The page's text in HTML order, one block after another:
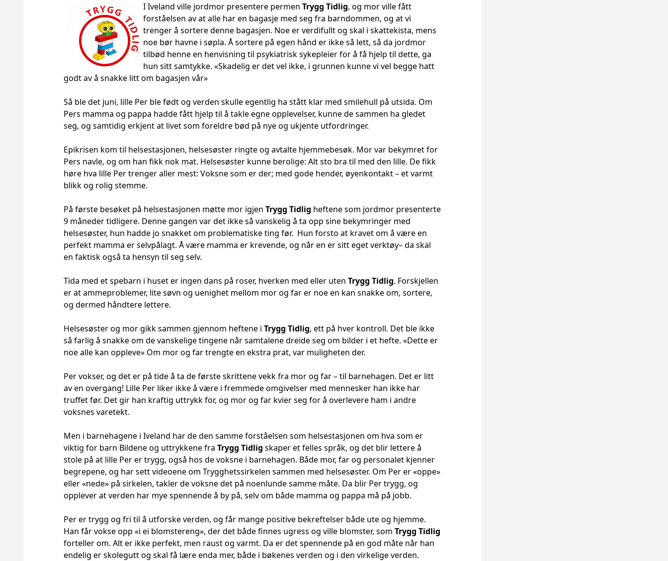
I Iveland ville jordmor presentere permen Trygg Tidlig, og mor ville fått
forståelsen av at alle har en bagasje med seg fra barndommen, og at vi
trenger å sortere denne bagasjen. Noe er verdifullt og skal i skattekista, mens
noe bør havne i søpla. Å sortere på egen hånd er ikke så lett, så da jordmor
tilbød henne en henvisning til psykiatrisk sykepleier for å få hjelp til dette, ga
hun sitt samtykke. «Skadelig er det vel ikke, i grunnen kunne vi vel begge hatt
godt av å snakke litt om bagasjen vår»
Så ble det juni, lille Per ble født og verden skulle egentlig ha stått klar med smilehull på utsida. Om
Pers mamma og pappa hadde fått hjelp til å takle egne opplevelser, kunne de sammen ha gledet
seg, og samtidig erkjent at livet som foreldre bød på nye og ukjente utfordringer.
Epikrisen kom til helsestasjonen, helsesøster ringte og avtalte hjemmebesøk. Mor var bekymret for
Pers navle, og om han fikk nok mat. Helsesøster kunne berolige: Alt sto bra til med den lille. De fikk
høre hva lille Per trenger aller mest: Voksne som er der; med gode hender, øyenkontakt – et varmt
blikk og rolig stemme.
På første besøket på helsestasjonen møtte mor igjen Trygg Tidlig heftene som jordmor presenterte
9 måneder tidligere. Denne gangen var det ikke så vanskelig å ta opp sine bekymringer med
helsesøster, hun hadde jo snakket om problematiske ting før. Hun forsto at kravet om å være en
perfekt mamma er selvpålagt. Å være mamma er krevende, og når en er sitt eget verktøy– da skal
en faktisk også ta hensyn til seg selv.
Tida med et spebarn i huset er ingen dans på roser, hverken med eller uten Trygg Tidlig. Forskjellen
er at ammeproblemer, lite søvn og uenighet mellom mor og far er noe en kan snakke om, sortere,
og dermed håndtere lettere.
Helsesøster og mor gikk sammen gjennom heftene i Trygg Tidlig, ett på hver kontroll. Det ble ikke
så farlig å snakke om de vanskelige tingene når samtalene dreide seg om bilder i et hefte. «Dette er
noe alle kan oppleve» Om mor og far trengte en ekstra prat, var muligheten der.
Per vokser, og det er på tide å ta de første skrittene vekk fra mor og far – til barnehagen. Det er litt
av en overgang! Lille Per liker ikke å være i fremmede omgivelser med mennesker han ikke har
truffet før. Det gir han kraftig uttrykk for, og mor og far kvier seg for å overlevere ham i andre
voksnes varetekt.
Men i barnehagene i Iveland har de den samme forståelsen som helsestasjonen om hva som er
viktig for barn Bildene og uttrykkene fra Trygg Tidlig skaper et felles språk, og det blir lettere å
stole på at lille Per er trygg, også hos de voksne i barnehagen. Både mor, far og personalet kjenner
begrepene, og har sett videoene om Trygghetssirkelen sammen med helsesøster. Om Per er «oppe»
eller «nede» på sirkelen, takler de voksne det på noenlunde samme måte. Da blir Per trygg, og
opplever at verden har mye spennende å by på, selv om både mamma og pappa må på jobb.
Per er trygg og fri til å utforske verden, og får mange positive bekreftelser både ute og hjemme.
Han får vokse opp «i ei blomstereng», der det både finnes ugress og ville blomster, som Trygg Tidlig
forteller om. Alt er ikke perfekt, men raust og varmt. Da er det spennende på en god måte når han
endelig er skolegutt og skal få lære enda mer, både i bøkenes verden og i den virkelige verden.